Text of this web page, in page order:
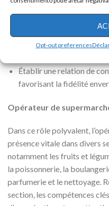
Opt-out preferences
Développer une
ou de la zone de service
Établir une relation de
favorisant la fidélité
Opérateur de
Dans ce rôle polyvalent,
présence vitale dans divers
notamment les fruits et
la poissonnerie, la
parfumerie et le nettoyage.
section, les compétences